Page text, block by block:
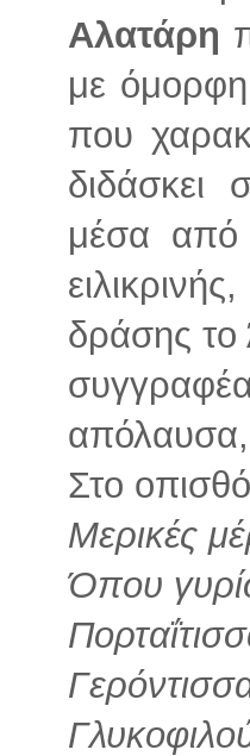
Αλατάρη
με
που
διδάσκει
μέσα από
δράσης το
απόλαυσα,
Στο
Μερικές
Όπου